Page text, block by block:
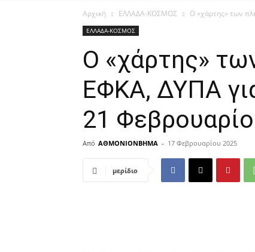
Αρχική ΕΛΛΑΔΑ-ΚΟΣΜΟΣ Ο «χάρτης» των
ΕΛΛΑΔΑ-ΚΟΣΜΟΣ
Ο «χάρτης»
ΕΦΚΑ, ΔΥΠΑ
21
Από ΑΘΜΟΝΙΟΝΒΗΜΑ - 17 Φεβρουαρίου 2025
μερίδιο